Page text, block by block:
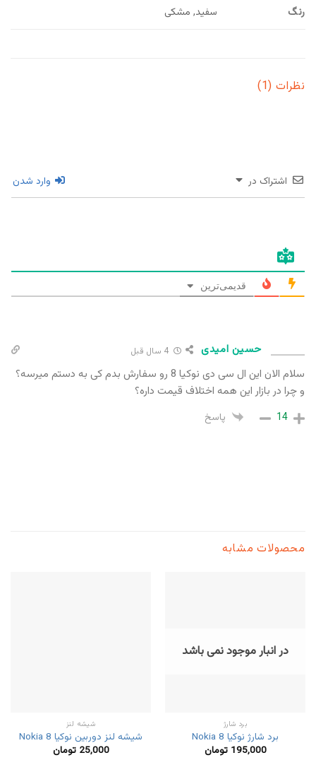
رنگ سفید, مشکی
نظرات (1)
اشتراک در وارد شدن
قدیمی‌ترین
حسین امیدی
سلام الان این ال سی دی نوکیا 8 رو سفارش بدم کی به دستم میرسه؟
و چرا در بازار این همه اختلاف قیمت داره؟
14 پاسخ
محصولات مشابه
در انبار موجود نمی باشد
برد شارژ
برد شارژ نوکیا Nokia 8
195,000 تومان
شیشه لنز
شیشه لنز دوربین نوکیا Nokia 8
25,000 تومان